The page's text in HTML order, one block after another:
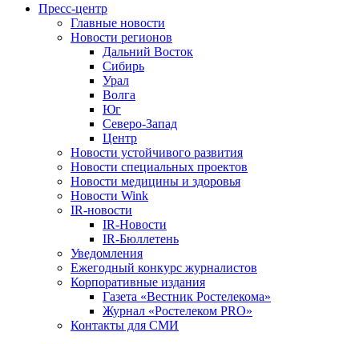
Пресс-центр
Главные новости
Новости регионов
Дальний Восток
Сибирь
Урал
Волга
Юг
Северо-Запад
Центр
Новости устойчивого развития
Новости специальных проектов
Новости медицины и здоровья
Новости Wink
IR-новости
IR-Новости
IR-Бюллетень
Уведомления
Ежегодный конкурс журналистов
Корпоративные издания
Газета «Вестник Ростелекома»
Журнал «Ростелеком PRO»
Контакты для СМИ